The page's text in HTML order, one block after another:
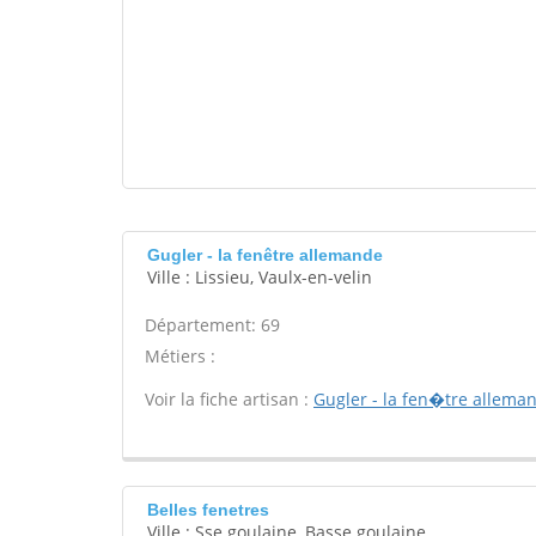
Gugler - la fenêtre allemande
Ville : Lissieu, Vaulx-en-velin
Département: 69
Métiers :
Voir la fiche artisan : Gugler - la fen�tre
Belles fenetres